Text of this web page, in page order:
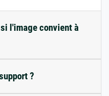
l'image convient à
?